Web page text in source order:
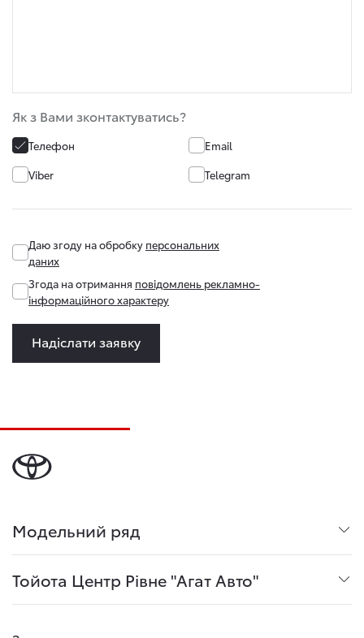
Як з Вами зконтактуватись?
Телефон
Email
Viber
Telegram
Даю згоду на обробку персональних
даних
Згода на отримання повідомлень рекламно-
інформаційного характеру
Надіслати заявку
Модельний ряд
Тойота Центр Рівне "Агат Авто"